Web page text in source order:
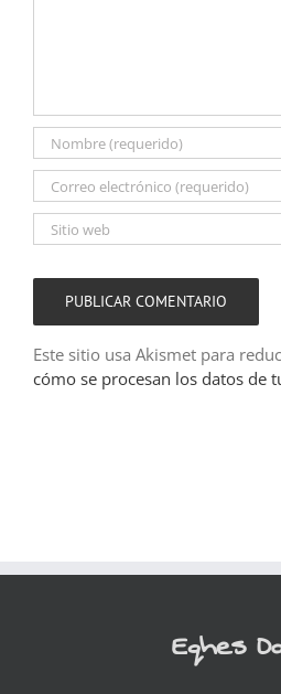
Este sitio usa Akismet para
cómo se procesan los datos de
Eqhes